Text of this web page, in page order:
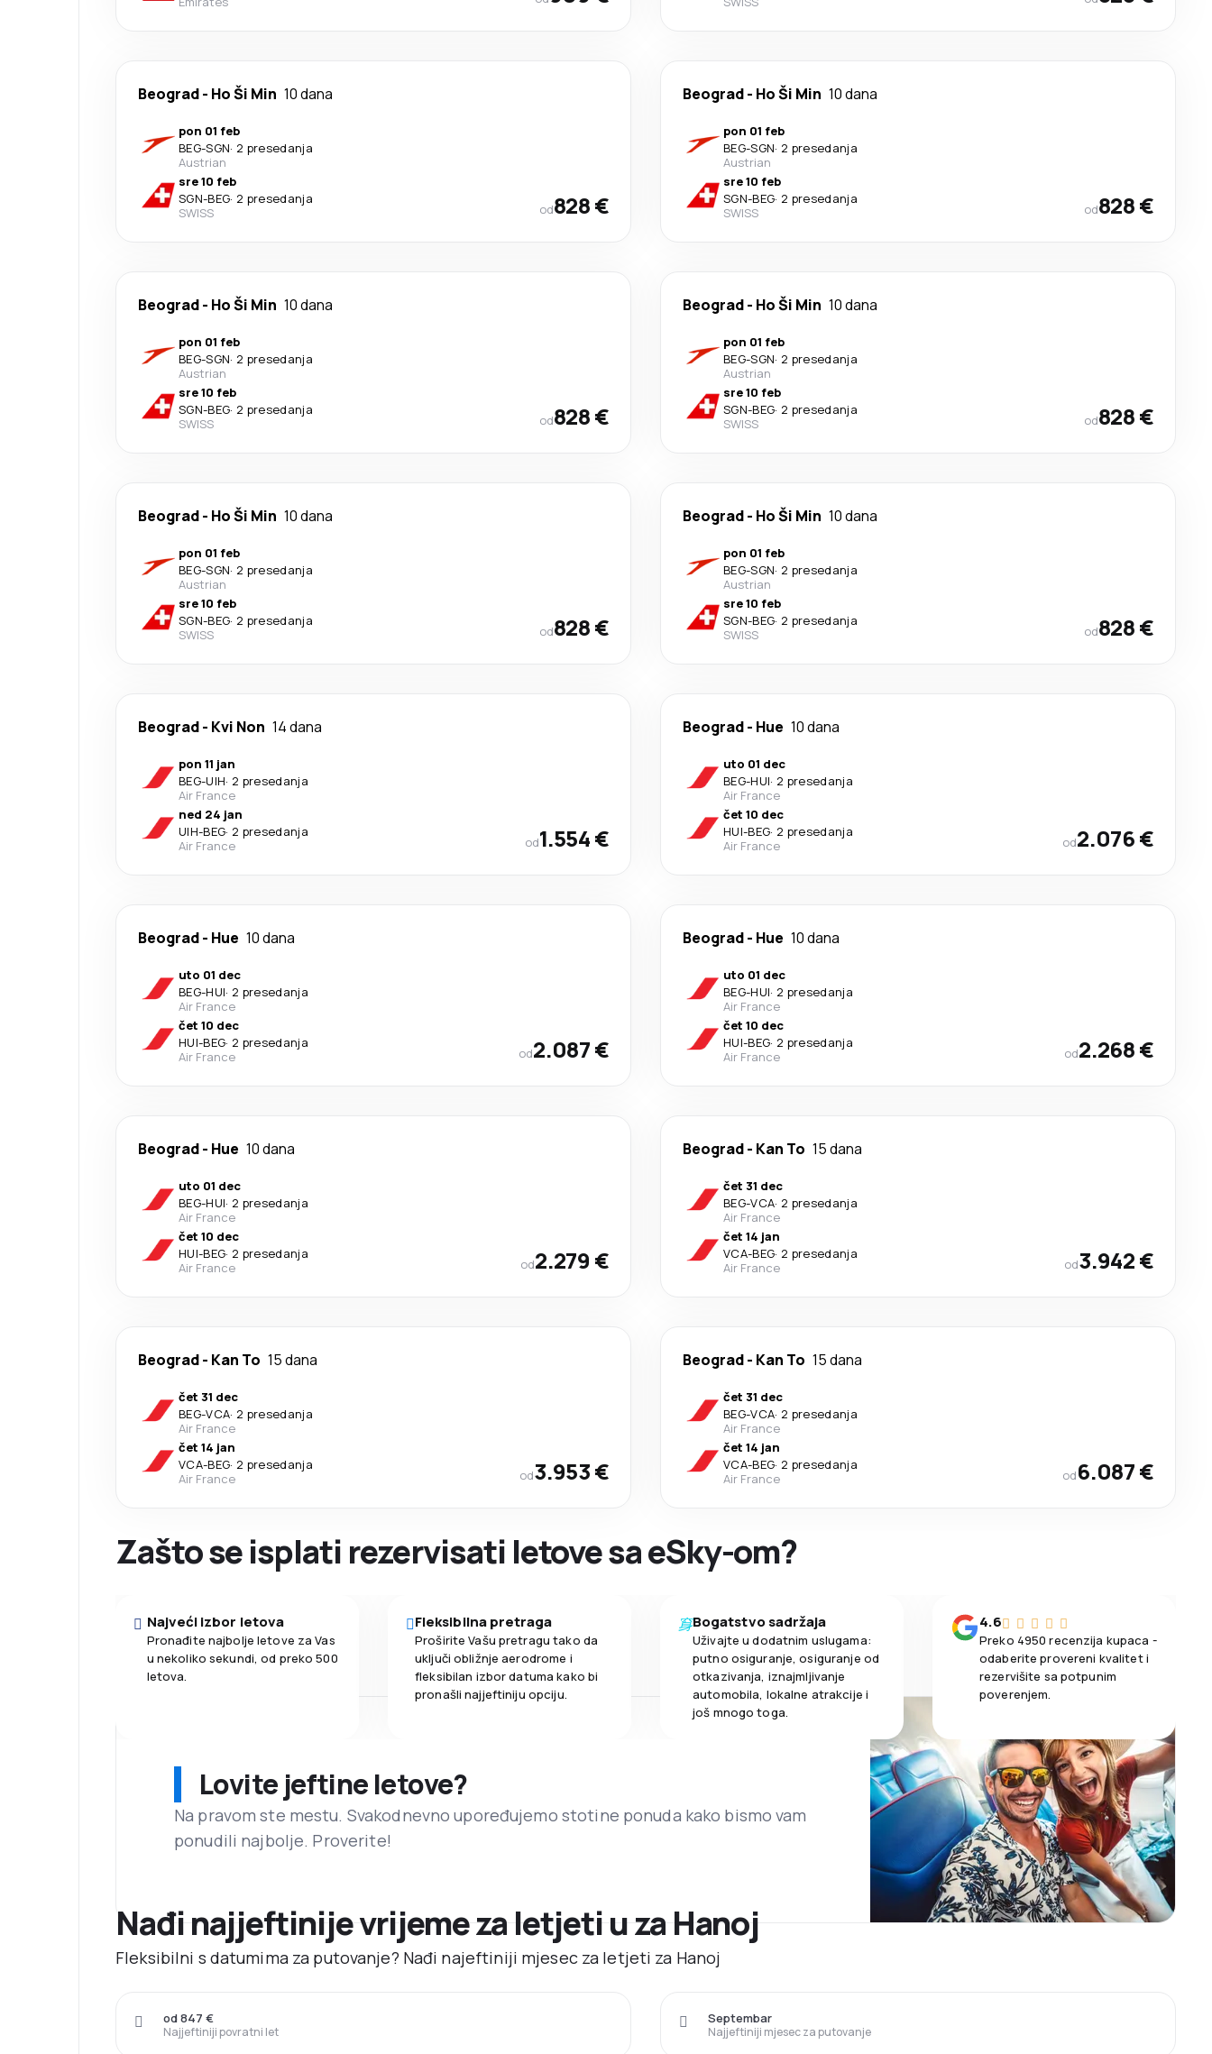
Beograd- Ho Ši Min 10 dana
pon 01 feb
BEG-SGN· 2 presedanja
Austrian
sre 10 feb
SGN-BEG· 2 presedanja
SWISS
od828 €
Beograd- Ho Ši Min 10 dana
pon 01 feb
BEG-SGN· 2 presedanja
Austrian
sre 10 feb
SGN-BEG· 2 presedanja
SWISS
od828 €
Beograd- Ho Ši Min 10 dana
pon 01 feb
BEG-SGN· 2 presedanja
Austrian
sre 10 feb
SGN-BEG· 2 presedanja
SWISS
od828 €
Beograd- Ho Ši Min 10 dana
pon 01 feb
BEG-SGN· 2 presedanja
Austrian
sre 10 feb
SGN-BEG· 2 presedanja
SWISS
od828 €
Beograd- Ho Ši Min 10 dana
pon 01 feb
BEG-SGN· 2 presedanja
Austrian
sre 10 feb
SGN-BEG· 2 presedanja
SWISS
od828 €
Beograd- Ho Ši Min 10 dana
pon 01 feb
BEG-SGN· 2 presedanja
Austrian
sre 10 feb
SGN-BEG· 2 presedanja
SWISS
od828 €
Beograd- Kvi Non 14 dana
pon 11 jan
BEG-UIH· 2 presedanja
Air France
ned 24 jan
UIH-BEG· 2 presedanja
Air France
od1.554 €
Beograd- Hue 10 dana
uto 01 dec
BEG-HUI· 2 presedanja
Air France
čet 10 dec
HUI-BEG· 2 presedanja
Air France
od2.076 €
Beograd- Hue 10 dana
uto 01 dec
BEG-HUI· 2 presedanja
Air France
čet 10 dec
HUI-BEG· 2 presedanja
Air France
od2.087 €
Beograd- Hue 10 dana
uto 01 dec
BEG-HUI· 2 presedanja
Air France
čet 10 dec
HUI-BEG· 2 presedanja
Air France
od2.268 €
Beograd- Hue 10 dana
uto 01 dec
BEG-HUI· 2 presedanja
Air France
čet 10 dec
HUI-BEG· 2 presedanja
Air France
od2.279 €
Beograd- Kan To 15 dana
čet 31 dec
BEG-VCA· 2 presedanja
Air France
čet 14 jan
VCA-BEG· 2 presedanja
Air France
od3.942 €
Beograd- Kan To 15 dana
čet 31 dec
BEG-VCA· 2 presedanja
Air France
čet 14 jan
VCA-BEG· 2 presedanja
Air France
od3.953 €
Beograd- Kan To 15 dana
čet 31 dec
BEG-VCA· 2 presedanja
Air France
čet 14 jan
VCA-BEG· 2 presedanja
Air France
od6.087 €
Zašto se isplati rezervisati letove sa eSky-om?
Najveći izbor letova
Pronađite najbolje letove za Vas
u nekoliko sekundi, od preko 500
letova.
Fleksibilna pretraga
Proširite Vašu pretragu tako da
uključi obližnje aerodrome i
fleksibilan izbor datuma kako bi
pronašli najjeftiniju opciju.
Bogatstvo sadržaja
Uživajte u dodatnim uslugama:
putno osiguranje, osiguranje od
otkazivanja, iznajmljivanje
automobila, lokalne atrakcije i
još mnogo toga.
4.6
Preko 4950 recenzija kupaca -
odaberite provereni kvalitet i
rezervišite sa potpunim
poverenjem.
Lovite jeftine letove?
Na pravom ste mestu. Svakodnevno upoređujemo stotine ponuda kako bismo vam
ponudili najbolje. Proverite!
Nađi najjeftinije vrijeme za letjeti u za Hanoj
Fleksibilni s datumima za putovanje? Nađi najeftiniji mjesec za letjeti za Hanoj
Najjeftiniji povratni let
od 847 €
Najjeftiniji mjesec za putovanje
Septembar